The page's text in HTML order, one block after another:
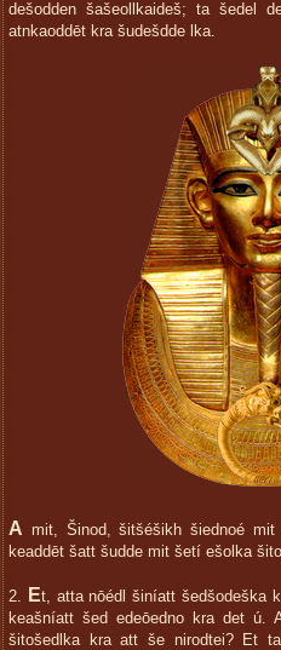
dešodden šašeollkaideš; ta šedel
atnkaoddēt kra šudešdde lka.
A mit, Šinod, šitšéšikh šiednoé
keaddēt šatt šudde mit šetí ešolka
2. Et, atta nōédl šiníatt šedšodeška
keašníatt šed edeōedno kra det
šitošedlka kra att še nirodtei? Et